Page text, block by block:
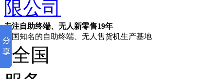
专注自助终端、无人新零售19年
全国知名的自助终端、无人售货机生产基地